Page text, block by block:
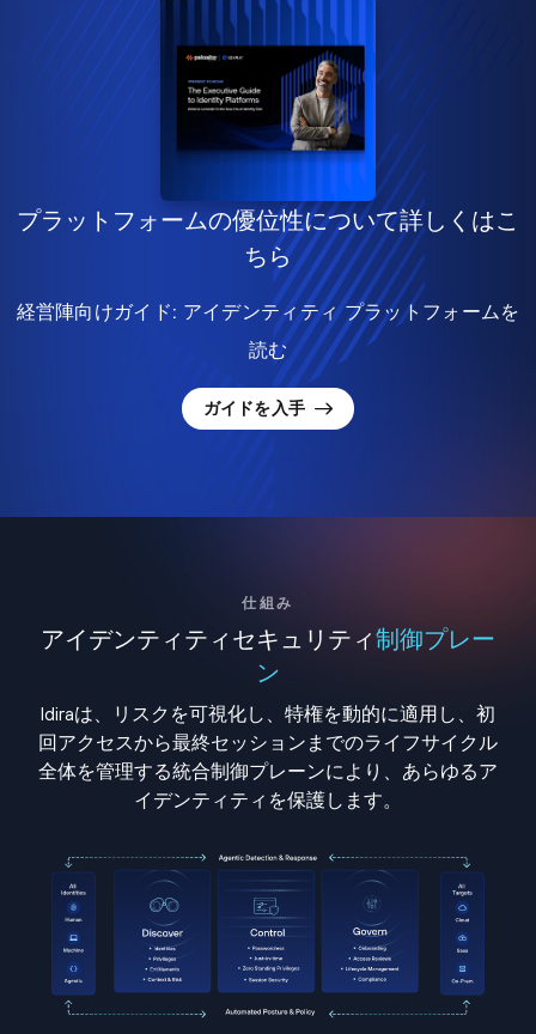
プラットフォームの優位性について詳しくはこ
ちら
経営陣向けガイド: アイデンティティ プラットフォームを
読む
ガイドを入手
仕組み
アイデンティティセキュリティ制御プレー
ン
Idiraは、リスクを可視化し、特権を動的に適用し、初
回アクセスから最終セッションまでのライフサイクル
全体を管理する統合制御プレーンにより、あらゆるア
イデンティティを保護します。